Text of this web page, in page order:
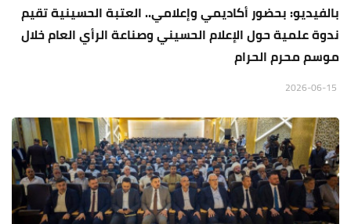
بالفيديو: بحضور أكاديمي وإعلامي.. العتبة الحسينية تقيم
ندوة علمية حول الإعلام الحسيني وصناعة الرأي العام خلال
موسم محرم الحرام